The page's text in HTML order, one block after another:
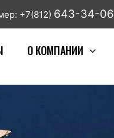
+7(812) 643-34-06
О КОМПАНИИ